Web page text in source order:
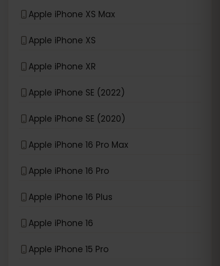
Apple iPhone XS Max
Apple iPhone XS
Apple iPhone XR
Apple iPhone SE (2022)
Apple iPhone SE (2020)
Apple iPhone 16 Pro Max
Apple iPhone 16 Pro
Apple iPhone 16 Plus
Apple iPhone 16
Apple iPhone 15 Pro